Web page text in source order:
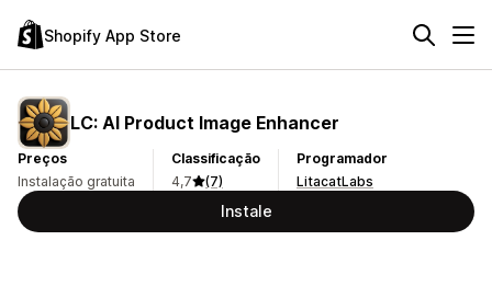
Shopify App Store
LC: AI Product Image Enhancer
Preços
Instalação gratuita
Classificação
4,7
(7)
Programador
LitacatLabs
Instale